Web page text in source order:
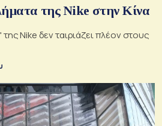
της Nike στην Κίνα
Nike δεν ταιριάζει πλέον στους